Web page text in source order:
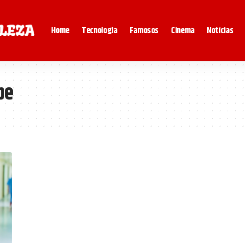
Home Tecnologia Famosos Cinema Notícias